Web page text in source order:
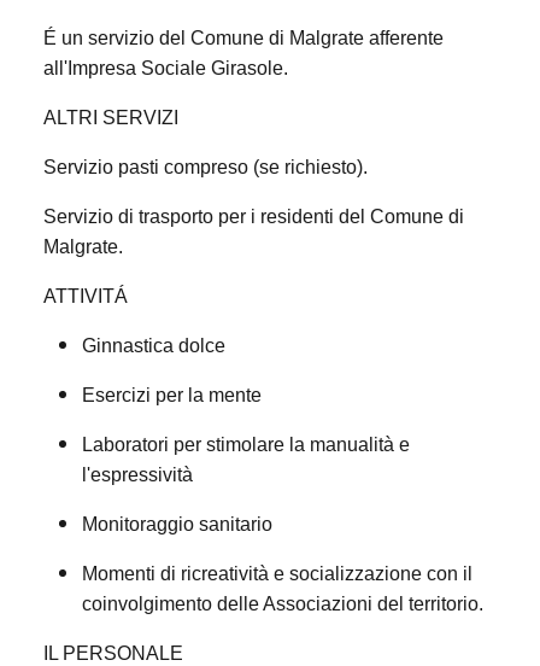
É un servizio del Comune di Malgrate afferente
all'Impresa Sociale Girasole.
ALTRI SERVIZI
Servizio pasti compreso (se richiesto).
Servizio di trasporto per i residenti del Comune di
Malgrate.
ATTIVITÁ
Ginnastica dolce
Esercizi per la mente
Laboratori per stimolare la manualità e
l'espressività
Monitoraggio sanitario
Momenti di ricreatività e socializzazione con il
coinvolgimento delle Associazioni del territorio.
IL PERSONALE